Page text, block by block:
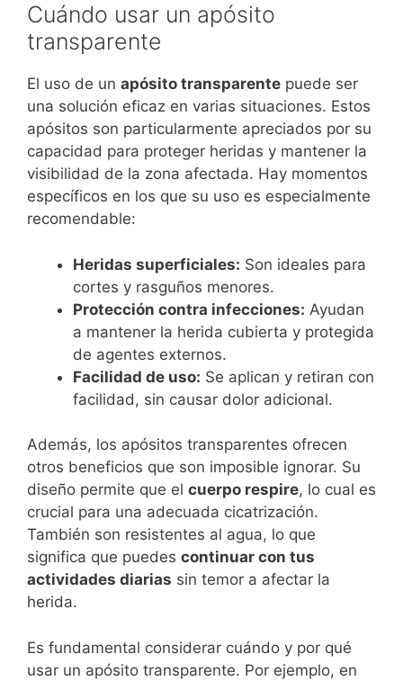
Cuándo usar un apósito
transparente
El uso de un apósito transparente puede ser
una solución eficaz en varias situaciones. Estos
apósitos son particularmente apreciados por su
capacidad para proteger heridas y mantener la
visibilidad de la zona afectada. Hay momentos
específicos en los que su uso es especialmente
recomendable:
Heridas superficiales: Son ideales para
cortes y rasguños menores.
Protección contra infecciones: Ayudan
a mantener la herida cubierta y protegida
de agentes externos.
Facilidad de uso: Se aplican y retiran con
facilidad, sin causar dolor adicional.
Además, los apósitos transparentes ofrecen
otros beneficios que son imposible ignorar. Su
diseño permite que el cuerpo respire, lo cual es
crucial para una adecuada cicatrización.
También son resistentes al agua, lo que
significa que puedes continuar con tus
actividades diarias sin temor a afectar la
herida.
Es fundamental considerar cuándo y por qué
usar un apósito transparente. Por ejemplo, en